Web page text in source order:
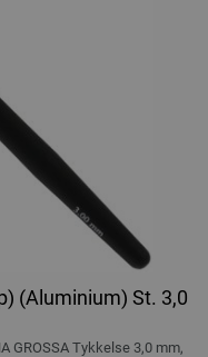
(Aluminium) St. 3,0
GROSSA Tykkelse 3,0 mm,